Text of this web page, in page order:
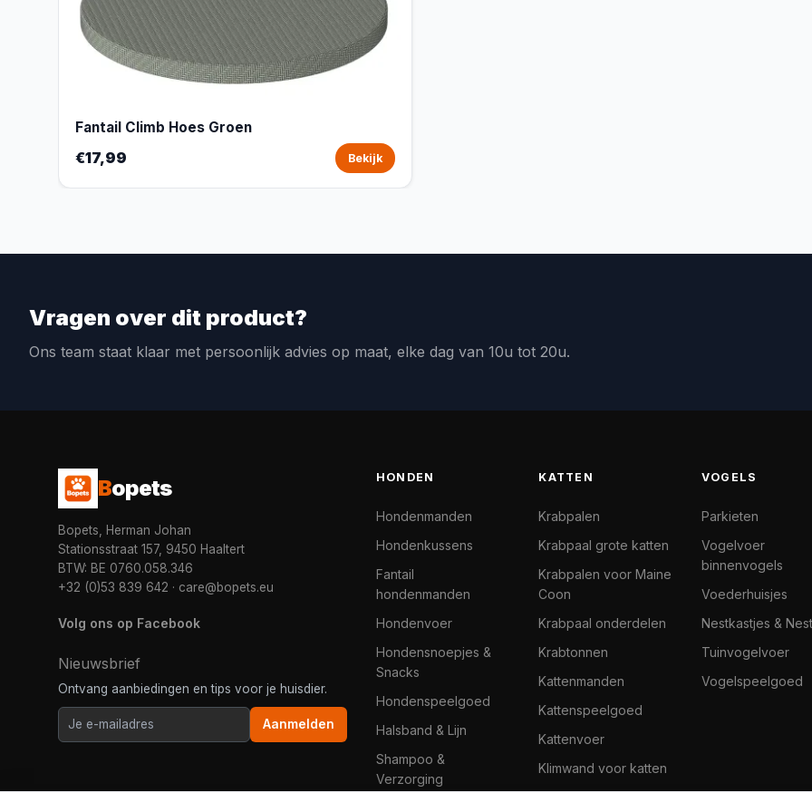
Fantail Climb Hoes Groen
€17,99 Bekijk
Vragen over dit product?
Ons team staat klaar met persoonlijk advies op maat, elke dag van 10u tot 20u.
Bopets
Bopets, Herman Johan
Stationsstraat 157, 9450 Haaltert
BTW: BE 0760.058.346
+32 (0)53 839 642 · care@bopets.eu
Volg ons op Facebook
Nieuwsbrief
Ontvang aanbiedingen en tips voor je huisdier.
Aanmelden
HONDEN
Hondenmanden
Hondenkussens
Fantail
hondenmanden
Hondenvoer
Hondensnoepjes &
Snacks
Hondenspeelgoed
Halsband & Lijn
Shampoo &
Verzorging
KATTEN
Krabpalen
Krabpaal grote katten
Krabpalen voor Maine
Coon
Krabpaal onderdelen
Krabtonnen
Kattenmanden
Kattenspeelgoed
Kattenvoer
Klimwand voor katten
VOGELS
Parkieten
Vogelvoer
binnenvogels
Voederhuisjes
Nestkastjes &
Tuinvogelvoer
Vogelspeelgoed